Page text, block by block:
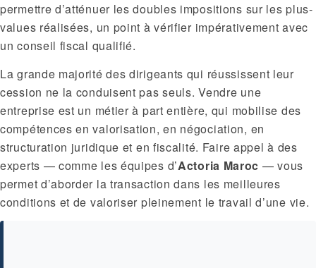
permettre d’atténuer les doubles impositions sur les plus-
values réalisées, un point à vérifier impérativement avec
un conseil fiscal qualifié.
La grande majorité des dirigeants qui réussissent leur
cession ne la conduisent pas seuls. Vendre une
entreprise est un métier à part entière, qui mobilise des
compétences en valorisation, en négociation, en
structuration juridique et en fiscalité. Faire appel à des
experts — comme les équipes d’Actoria Maroc — vous
permet d’aborder la transaction dans les meilleures
conditions et de valoriser pleinement le travail d’une vie.